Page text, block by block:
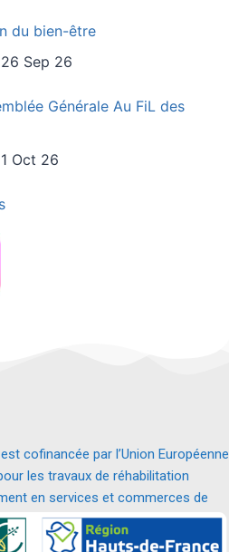
du bien-être
26 Sep 26
Générale Au FiL des
1 Oct 26
cofinancée par l’Union Européenne
les travaux de réhabilitation
en services et commerces de